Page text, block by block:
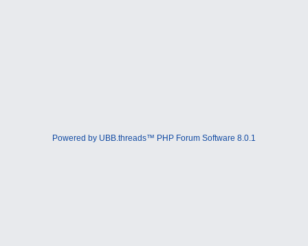
Powered by UBB.threads™ PHP Forum Software 8.0.1